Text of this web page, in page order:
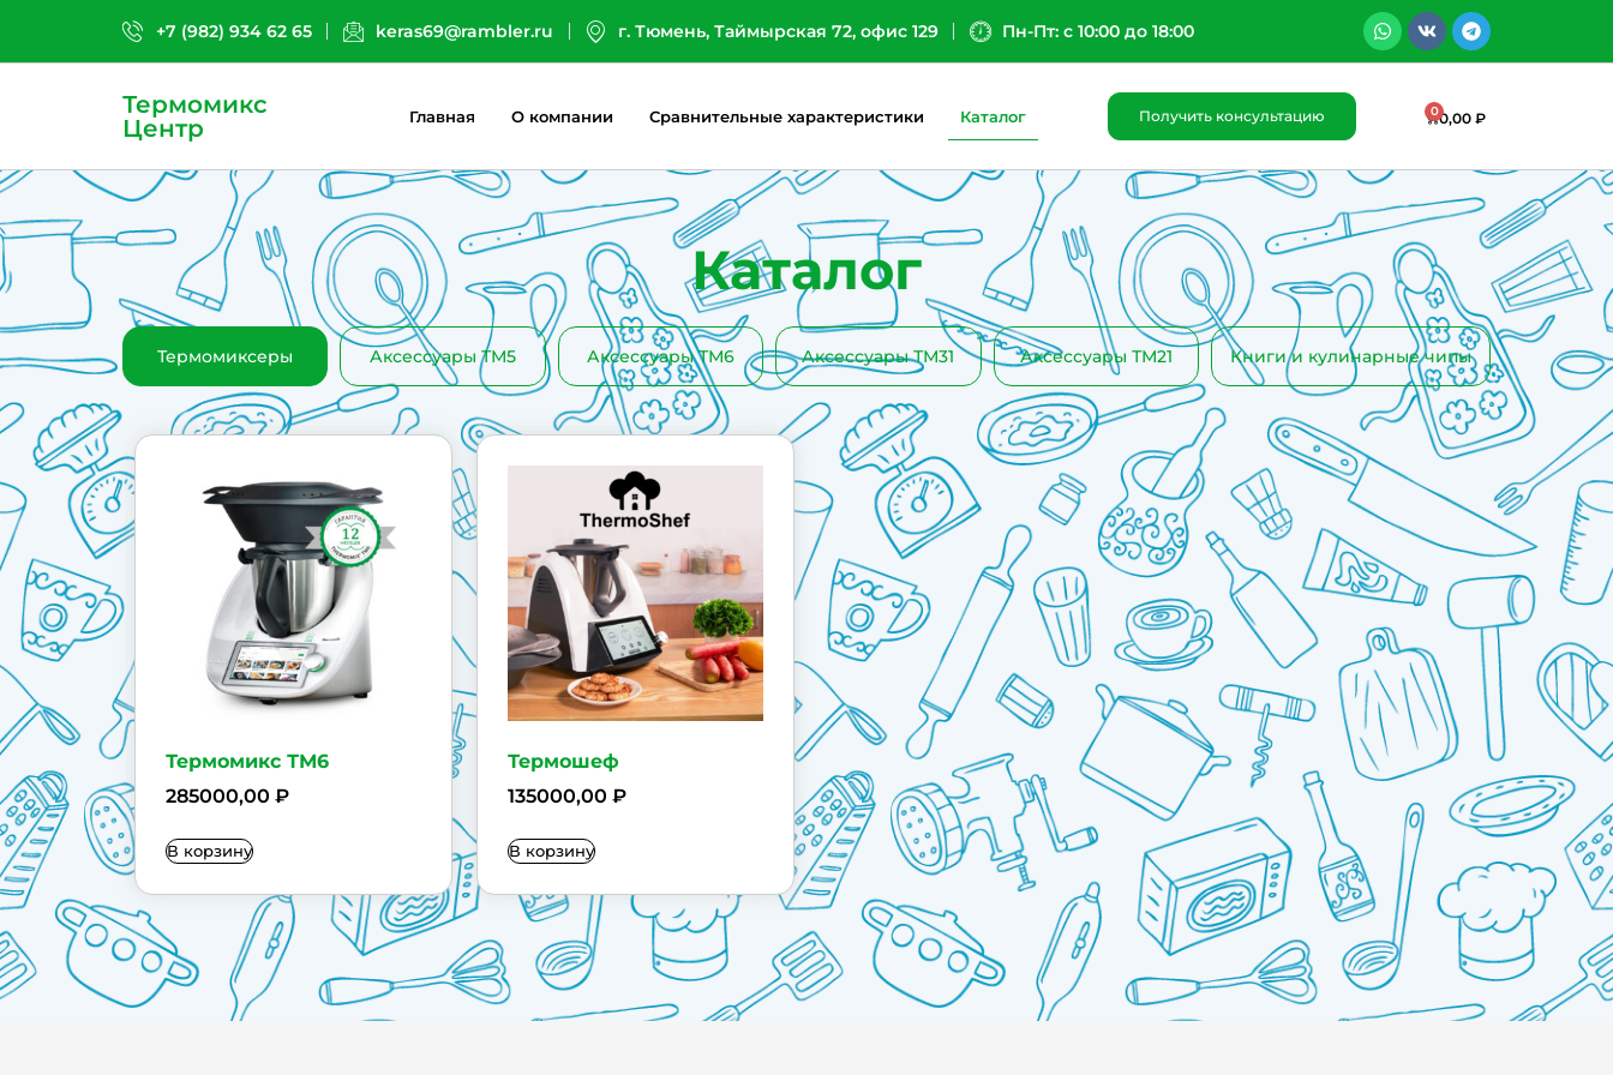
+7 (982) 934 62 65 keras69@rambler.ru г. Тюмень, Таймырская 72, офис 129 Пн-Пт: с 10:00 до 18:00
Термомикс
Центр
Главная О компании Сравнительные характеристики Каталог Получить консультацию 0,00₽
0
Каталог
Термомиксеры Аксессуары ТМ5 Аксессуары ТМ6 Аксессуары ТМ31 Аксессуары ТМ21 Книги и кулинарные чипы
Термомикс ТМ6
285000,00 ₽
В корзину
Термошеф
135000,00 ₽
В корзину